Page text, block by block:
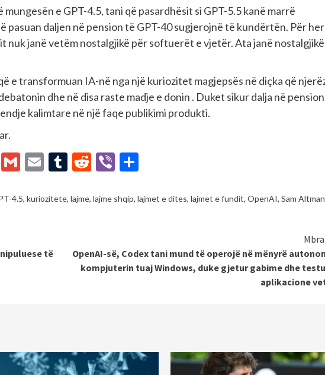
e GPT-4.5, tani që pasardhësit si GPT-5.5 kanë marrë
daljen në pension të GPT-40 sugjerojnë të kundërtën. Për
nuk janë vetëm nostalgjikë për softuerët e vjetër. Ata janë nostalgjikë
e transformuan IA-në nga një kuriozitet magjepsës në diçka që
dhe në disa raste madje e donin . Duket sikur dalja në
kalimtare në një faqe publikimi produkti.
Pinterest
GmailEmailTumblr
Reddit
Viber
4.5, kuriozitete, lajme, lajme shqip, lajmet e dites, lajmet e fundit, OpenAI, Sam Altman
të
OpenAI-së, Codex tani mund të operojë në mënyrë
kompjuterin tuaj Windows, duke gjetur gabime dhe
aplikacione